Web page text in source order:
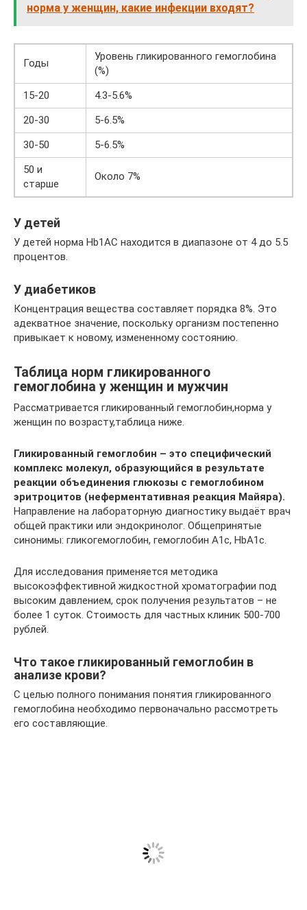
норма у женщин, какие инфекции входят?
Годы
Уровень гликированного гемоглобина
(%)
15-20
4.3-5.6%
20-30
5-6.5%
30-50
5-6.5%
50 и
старше
Около 7%
У детей
У детей норма Hb1AC находится в диапазоне от 4 до 5.5
процентов.
У диабетиков
Концентрация вещества составляет порядка 8%. Это
адекватное значение, поскольку организм постепенно
привыкает к новому, измененному состоянию.
Таблица норм гликированного
гемоглобина у женщин и мужчин
Рассматривается гликированный гемоглобин,норма у
женщин по возрасту,таблица ниже.
Гликированный гемоглобин – это специфический
комплекс молекул, образующийся в результате
реакции объединения глюкозы с гемоглобином
эритроцитов (неферментативная реакция Майяра).
Направление на лабораторную диагностику выдаёт врач
общей практики или эндокринолог. Общепринятые
синонимы: гликогемоглобин, гемоглобин A1c, HbA1c.
Для исследования применяется методика
высокоэффективной жидкостной хроматографии под
высоким давлением, срок получения результатов – не
более 1 суток. Стоимость для частных клиник 500-700
рублей.
Что такое гликированный гемоглобин в
анализе крови?
С целью полного понимания понятия гликированного
гемоглобина необходимо первоначально рассмотреть
его составляющие.